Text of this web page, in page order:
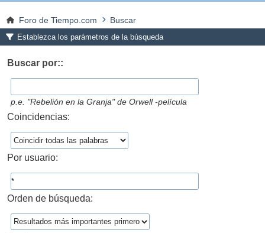
Foro de Tiempo.com Buscar
Establezca los parámetros de la búsqueda
Buscar por::
p.e. "Rebelión en la Granja" de Orwell -película
Coincidencias:
Por usuario:
Orden de búsqueda: